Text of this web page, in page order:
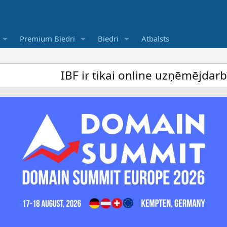
Premium Biedri Biedri Atbalsts
IBF ir tikai online uzņēmējdarbība